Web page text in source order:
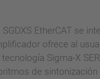
SGDXS EtherCAT se
ofrece al
Sigma-X
de